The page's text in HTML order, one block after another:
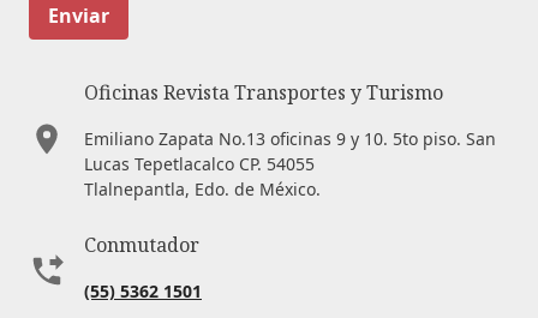
Enviar
Oficinas Revista Transportes y Turismo
Emiliano Zapata No.13 oficinas 9 y 10. 5to piso. San
Lucas Tepetlacalco CP. 54055
Tlalnepantla, Edo. de México.
Conmutador
(55) 5362 1501